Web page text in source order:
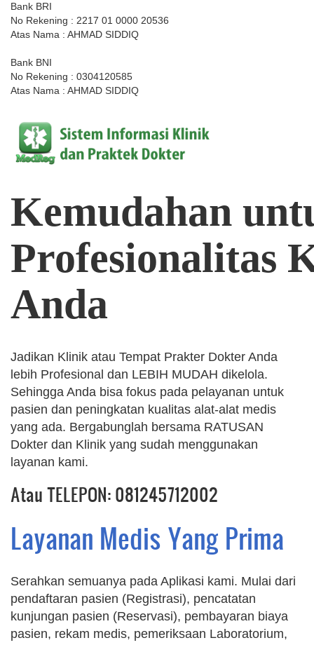
Bank BRI
No Rekening : 2217 01 0000 20536
Atas Nama : AHMAD SIDDIQ
Bank BNI
No Rekening : 0304120585
Atas Nama : AHMAD SIDDIQ
Kemudahan
Profesionalitas
Anda
Jadikan Klinik atau Tempat Prakter Dokter Anda
lebih Profesional dan LEBIH MUDAH dikelola.
Sehingga Anda bisa fokus pada pelayanan untuk
pasien dan peningkatan kualitas alat-alat medis
yang ada. Bergabunglah bersama RATUSAN
Dokter dan Klinik yang sudah menggunakan
layanan kami.
Atau TELEPON: 081245712002
Layanan Medis Yang Prima
Serahkan semuanya pada Aplikasi kami. Mulai dari
pendaftaran pasien (Registrasi), pencatatan
kunjungan pasien (Reservasi), pembayaran biaya
pasien, rekam medis, pemeriksaan Laboratorium,